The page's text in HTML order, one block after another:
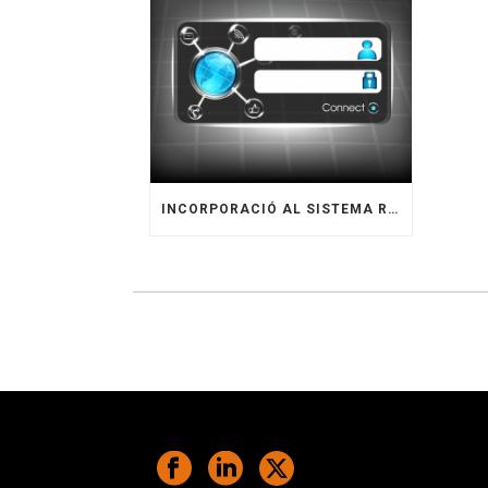
INCORPORACIÓ AL SISTEMA RED PER PART DELS AUTÒNOMS